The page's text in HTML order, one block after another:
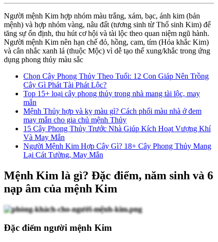
Người mệnh Kim hợp nhóm màu trắng, xám, bạc, ánh kim (bản
mệnh) và hợp nhóm vàng, nâu đất (tương sinh từ Thổ sinh Kim) để
tăng sự ổn định, thu hút cơ hội và tài lộc theo quan niệm ngũ hành.
Người mệnh Kim nên hạn chế đỏ, hồng, cam, tím (Hỏa khắc Kim)
và cân nhắc xanh lá (thuộc Mộc) vì dễ tạo thế xung/khắc trong ứng
dụng phong thủy màu sắc
Chọn Cây Phong Thủy Theo Tuổi: 12 Con Giáp Nên Trồng
Cây Gì Phát Tài Phát Lộc?
Top 15+ loại cây phong thủy trong nhà mang tài lộc, may
mắn
Mệnh Thủy hợp và kỵ màu gì? Cách phối màu nhà ở đem
may mắn cho gia chủ mệnh Thủy
15 Cây Phong Thủy Trước Nhà Giúp Kích Hoạt Vượng Khí
Và May Mắn
Người Mệnh Kim Hợp Cây Gì? 18+ Cây Phong Thủy Mang
Lại Cát Tường, May Mắn
Mệnh Kim là gì? Đặc điểm, năm sinh và 6
nạp âm của mệnh Kim
Đặc điểm người mệnh Kim